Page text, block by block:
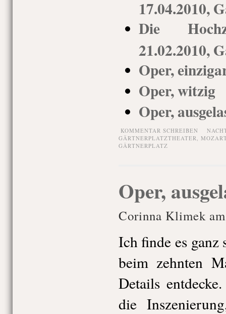
17.04.2010,
Die
21.02.2010,
Oper,
Oper, witzig
Oper,
KOMMENTAR SCHREIBEN
GÄRTNERPLATZTHEATER,
GÄRTNERPLATZ
Oper,
Corinna Klimek
Ich finde es ganz
beim zehnten
Details
die